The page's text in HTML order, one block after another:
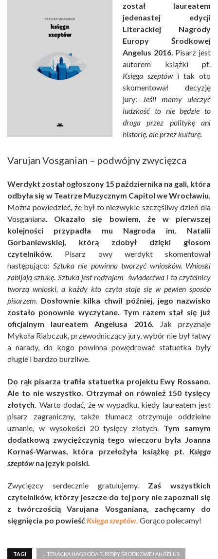
został laureatem
jedenastej edycji
Literackiej Nagrody
Europy Środkowej
Angelus 2016. Pisarz jest
autorem książki pt.
Księga szeptówi tak oto
skomentował decyzję
jury:
Jeśli mamy uleczyć
ludzkość to nie będzie to
droga przez politykę ani
historię, ale przez kulturę.
Varujan Vosganian – podwójny zwycięzca
Werdykt został ogłoszony 15 października na gali, która
odbyła się w Teatrze Muzycznym Capitol we Wrocławiu.
Można powiedzieć, że był to niezwykle szczęśliwy dzień dla
Vosganiana. Okazało się bowiem, że w pierwszej
kolejności przypadła mu Nagroda im. Natalii
Gorbaniewskiej, którą zdobył dzięki głosom
czytelników. Pisarz owy werdykt skomentował
następująco:Sztuka nie powinna tworzyć wniosków. Wnioski
zabijają sztukę. Sztuka jest rodzajem świadectwa i to czytelnicy
tworzą wnioski, a każdy kto czyta staje się w pewien sposób
pisarzem. Dosłownie kilka chwil później, jego nazwisko
zostało ponownie wyczytane. Tym razem stał się już
oficjalnym laureatem Angelusa 2016. Jak przyznaje
Mykoła Riabczuk, przewodniczący jury, wybór nie był łatwy
a narady, do kogo powinna powędrować statuetka były
długie i bardzo burzliwe.
Do rąk pisarza trafiła statuetka projektu Ewy Rossano.
Ale to nie wszystko. Otrzymał on również 150 tysięcy
złotych. Warto dodać, że w wypadku, kiedy laureatem jest
pisarz zagraniczny, także tłumacz otrzymuje oddzielne
uznanie, w wysokości 20 tysięcy złotych. Tym samym
dodatkową zwyciężczynią tego wieczoru była Joanna
Kornaś-Warwas, która przełożyła książkę pt. Księga
szeptów na język polski.
Zwycięzcy serdecznie gratulujemy. Zaś wszystkich
czytelników, którzy jeszcze do tej pory nie zapoznali się
z twórczością Varujana Vosganiana, zachęcamy do
sięgnięcia po powieśćKsięga szeptów. Gorąco polecamy!
TAGI LITERACKA NAGRODA EUROPY ŚRODKOWEJ ANGELUS